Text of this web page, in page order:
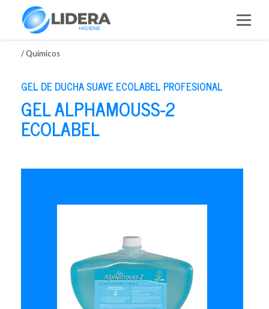
/Químicos
GEL DE DUCHA SUAVE ECOLABEL PROFESIONAL
GEL ALPHAMOUSS-2
ECOLABEL